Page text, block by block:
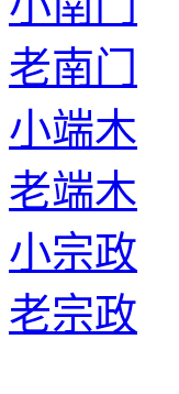
老南门
小端木
老端木
小宗政
老宗政